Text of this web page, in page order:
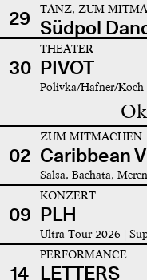
29 TANZ, ZUM
Südpol
30
THEATER
PIVOT
Polivka/Hafner/Koch
02
ZUM MITMACHEN
Caribbean
Salsa, Bachata,
09
KONZERT
PLH
Ultra Tour 2026 |
14
PERFORMANCE
LETTERS